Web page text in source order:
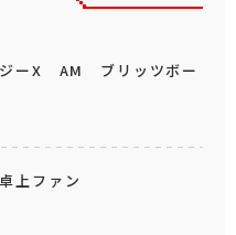
ジーX AM ブリッツボー
上ファン